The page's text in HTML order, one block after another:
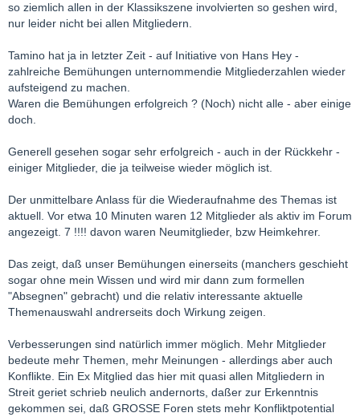
so ziemlich allen in der Klassikszene involvierten so geshen wird,
nur leider nicht bei allen Mitgliedern.
Tamino hat ja in letzter Zeit - auf Initiative von Hans Hey -
zahlreiche Bemühungen unternommendie Mitgliederzahlen wieder
aufsteigend zu machen.
Waren die Bemühungen erfolgreich ? (Noch) nicht alle - aber einige
doch.
Generell gesehen sogar sehr erfolgreich - auch in der Rückkehr -
einiger Mitglieder, die ja teilweise wieder möglich ist.
Der unmittelbare Anlass für die Wiederaufnahme des Themas ist
aktuell. Vor etwa 10 Minuten waren 12 Mitglieder als aktiv im Forum
angezeigt. 7 !!!! davon waren Neumitglieder, bzw Heimkehrer.
Das zeigt, daß unser Bemühungen einerseits (manchers geschieht
sogar ohne mein Wissen und wird mir dann zum formellen
"Absegnen" gebracht) und die relativ interessante aktuelle
Themenauswahl andrerseits doch Wirkung zeigen.
Verbesserungen sind natürlich immer möglich. Mehr Mitglieder
bedeute mehr Themen, mehr Meinungen - allerdings aber auch
Konflikte. Ein Ex Mitglied das hier mit quasi allen Mitgliedern in
Streit geriet schrieb neulich andernorts, daßer zur Erkenntnis
gekommen sei, daß GROSSE Foren stets mehr Konfliktpotential